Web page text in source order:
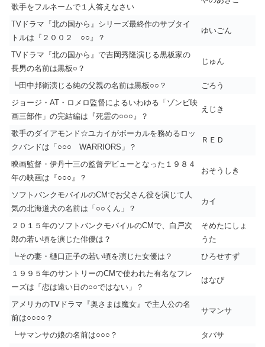
歌手をフルネームで１人答えなさい
TVドラマ『北の国から』シリーズ最終作のサブタイ
トルは『２００２ ○○』？
ゆいごん
TVドラマ『北の国から』で吉岡秀隆演じる黒板家の
長男の名前は黒板○？
じゅん
┗田中邦衛演じる純の父親の名前は黒板○○？
ごろう
ジョージ・AT・ロメロ監督によるいわゆる「ゾンビ映
画三部作」の完結編は『死霊の○○○』？
えじき
歌手のダイアモンド☆ユカイがボーカルを務めるロッ
クバンドは「○○○ WARRIORS」？
ＲＥＤ
映画監督・伊丹十三の監督デビューとなった１９８４
年の映画は『○○○』？
おそうしき
ソフトバンクモバイルのCMでお父さん役を演じて人
気の北海道犬の名前は「○○くん」？
カイ
２０１５年のソフトバンクモバイルのCMで、白戸次
郎の若い頃を演じた俳優は？
そめたにしょ
うた
┗その妻・樋口正子の若い頃を演じた女優は？
ひろせすず
１９９５年のサントリーのCMで使われた有名なフレ
ーズは「恋は遠い日の○○ではない」？
はなび
アメリカのTVドラマ『奥さまは魔女』で主人公の名
前は○○○○？
サマンサ
┗サマンサの娘の名前は○○○？
タバサ